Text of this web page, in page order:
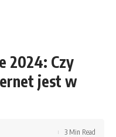
2024: Czy
jest w
3 Min Read